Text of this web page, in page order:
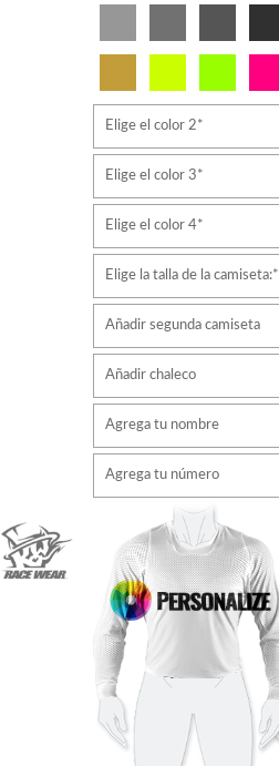
Elige el color 2*
Elige el color 3*
Elige el color 4*
Elige la talla de la camiseta:*
Añadir segunda camiseta
Añadir chaleco
Agrega tu nombre
Color de fuente
Color de contorno
Sin contorno
Agrega tu número
Color de fuente
Color de contorno